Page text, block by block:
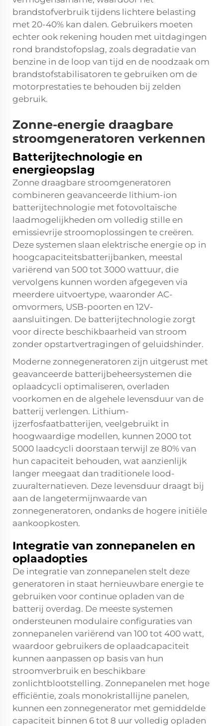
brandstofverbruik tijdens lichtere belasting
met 20-40% kan dalen. Gebruikers moeten
echter ook rekening houden met uitdagingen
rond brandstofopslag, zoals degradatie van
benzine in de loop van tijd en de noodzaak om
brandstofstabilisatoren te gebruiken om de
motorprestaties te behouden bij zelden
gebruik.
Zonne-energie draagbare
stroomgeneratoren verkennen
Batterijtechnologie en
energieopslag
Zonne draagbare stroomgeneratoren
combineren geavanceerde lithium-ion
batterijtechnologie met fotovoltaïsche
laadmogelijkheden om volledig stille en
emissievrije stroomoplossingen te creëren.
Deze systemen slaan elektrische energie op in
hoogcapaciteitsbatterijbanken, meestal
variërend van 500 tot 3000 wattuur, die
vervolgens kunnen worden afgegeven via
meerdere uitvoertype, waaronder AC-
omvormers, USB-poorten en 12V-
aansluitingen. De batterijtechnologie zorgt
voor directe beschikbaarheid van stroom
zonder opstartvertragingen of geluidshinder.
Moderne zonnegeneratoren zijn uitgerust met
geavanceerde batterijbeheersystemen die
oplaadcycli optimaliseren, overladen
voorkomen en de algehele levensduur van de
batterij verlengen. Lithium-
ijzerfosfaatbatterijen, veelgebruikt in
hoogwaardige modellen, kunnen 2000 tot
5000 laadcycli doorstaan terwijl ze 80% van
hun capaciteit behouden, wat aanzienlijk
langer meegaat dan traditionele lood-
zuuralternatieven. Deze levensduur draagt bij
aan de langetermijnwaarde van
zonnegeneratoren, ondanks de hogere initiële
aankoopkosten.
Integratie van zonnepanelen en
oplaadopties
De integratie van zonnepanelen stelt deze
generatoren in staat hernieuwbare energie te
gebruiken voor continue opladen van de
batterij overdag. De meeste systemen
ondersteunen modulaire configuraties van
zonnepanelen variërend van 100 tot 400 watt,
waardoor gebruikers de oplaadcapaciteit
kunnen aanpassen op basis van hun
stroomverbruik en beschikbare
zonlichtblootstelling. Zonnepanelen met hoge
efficiëntie, zoals monokristallijne panelen,
kunnen een zonnegenerator met gemiddelde
capaciteit binnen 6 tot 8 uur volledig opladen